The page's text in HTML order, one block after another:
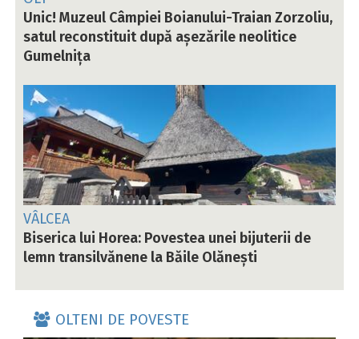
Unic! Muzeul Câmpiei Boianului-Traian Zorzoliu,
satul reconstituit după așezările neolitice
Gumelnița
VÂLCEA
Biserica lui Horea: Povestea unei bijuterii de
lemn transilvănene la Băile Olănești
OLTENI DE POVESTE